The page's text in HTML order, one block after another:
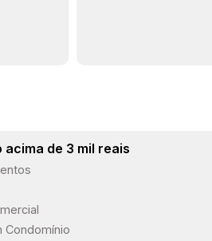
acima de 3 mil reais
Condomínio